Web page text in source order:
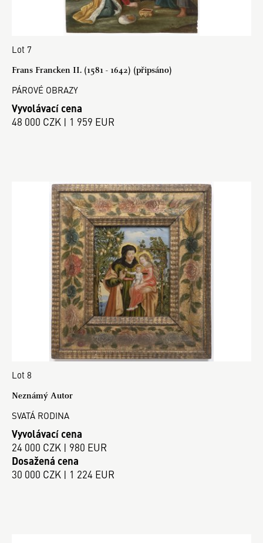
Lot 7
Frans Francken II. (1581 - 1642) (připsáno)
PÁROVÉ OBRAZY
Vyvolávací cena
48 000 CZK | 1 959 EUR
Lot 8
Neznámý Autor
SVATÁ RODINA
Vyvolávací cena
24 000 CZK | 980 EUR
Dosažená cena
30 000 CZK | 1 224 EUR